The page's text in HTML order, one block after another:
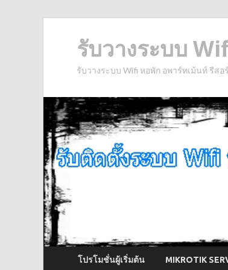
รับวางระบบ
รับวางระบบ Wifi หอพัก อพาร์ทเม้นท์ รีสอ
โปรโมชั่นผู้เริ่มต้น MIKROTIK